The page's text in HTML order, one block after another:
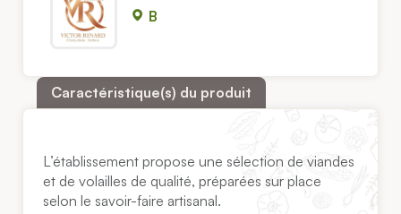
B
Caractéristique(s) du produit
L’établissement propose une sélection de viandes
et de volailles de qualité, préparées sur place
selon le savoir-faire artisanal.